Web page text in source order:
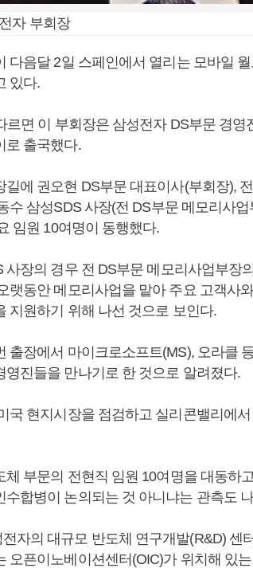
자 부회장
다음달 2일 스페인에서 열리는 모바일
있다.
르면 이 부회장은 삼성전자 DS부문 경
로 출국했다.
길에 권오현 DS부문 대표이사(부회장),
수 삼성SDS 사장(전 DS부문 메모리사
임원 10여명이 동행했다.
사장의 경우 전 DS부문 메모리사업부장
랫동안 메모리사업을 맡아 주요 고객사
지원하기 위해 나선 것으로 보인다.
출장에서 마이크로소프트(MS), 오라클
영진들을 만나기로 한 것으로 알려졌다.
국 현지시장을 점검하고 실리콘밸리에
체 부문의 전현직 임원 10여명을 대동하
수합병이 논의되는 것 아니냐는 관측도
자의 대규모 반도체 연구개발(R&D) 센
오픈이노베이션센터(OIC)가 위치해 있